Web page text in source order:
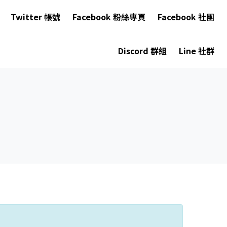
Twitter 帳號 Facebook 粉絲專頁 Facebook 社團
Discord 群組 Line 社群